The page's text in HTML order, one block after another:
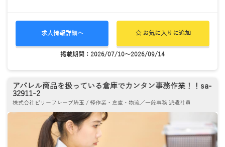
求人情報詳細へ お気に入りに追加
掲載期間：2026/07/10～2026/09/14
アパレル商品を扱っている倉庫でカンタン事務作業！！sa-
32911-2
株式会社ビリーフレーブ埼玉 / 軽作業・倉庫・物流／一般事務 派遣社員